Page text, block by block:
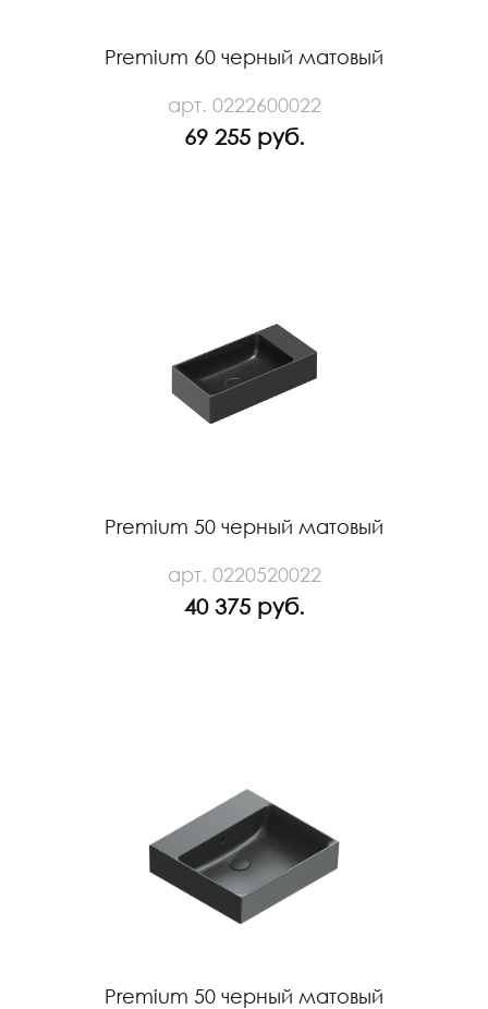
Premium 60 черный матовый
арт. 0222600022
69 255 руб.
Premium 50 черный матовый
арт. 0220520022
40 375 руб.
Premium 50 черный матовый